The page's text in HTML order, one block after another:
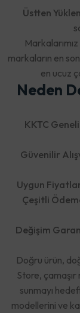
Üstten
markaların en
en ucuz
Neden
KKTC
Güvenilir
Uygun
Çeşitli
Değişim
Doğru ürün,
Store, çamaşır
sunmayı
modellerini ve